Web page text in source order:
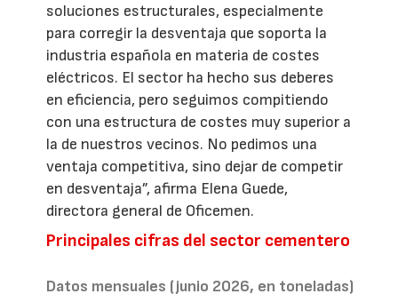
soluciones estructurales, especialmente
para corregir la desventaja que soporta la
industria española en materia de costes
eléctricos. El sector ha hecho sus deberes
en eficiencia, pero seguimos compitiendo
con una estructura de costes muy superior a
la de nuestros vecinos. No pedimos una
ventaja competitiva, sino dejar de competir
en desventaja”, afirma Elena Guede,
directora general de Oficemen.
Principales cifras del sector cementero
Datos mensuales (junio 2026, en toneladas)